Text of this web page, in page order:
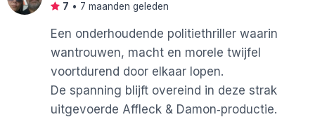
7 • 7 maanden geleden
Een onderhoudende politiethriller waarin
wantrouwen, macht en morele twijfel
voortdurend door elkaar lopen.
De spanning blijft overeind in deze strak
uitgevoerde Affleck & Damon‑productie.